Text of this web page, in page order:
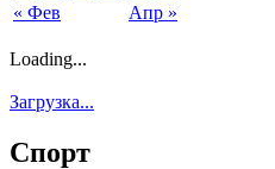
« Фев Апр »
Loading...
Загрузка...
Спорт